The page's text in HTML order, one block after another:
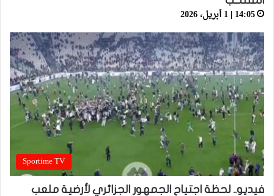
14:05 | 1 أبريل، 2026
Sportime TV
فيديو.. لحظة اجتياح الجمهور الجزائري لأرضية ملعب